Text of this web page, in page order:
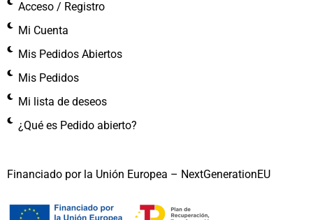
Acceso / Registro
Mi Cuenta
Mis Pedidos Abiertos
Mis Pedidos
Mi lista de deseos
¿Qué es Pedido abierto?
Financiado por la Unión Europea – NextGenerationEU